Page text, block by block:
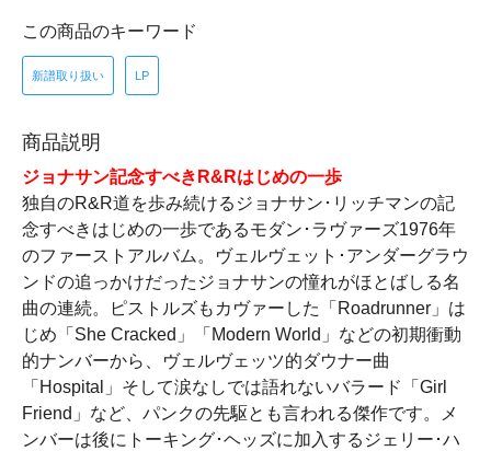
この商品のキーワード
新譜取り扱い LP
商品説明
ジョナサン記念すべきR&Rはじめの一歩
独自のR&R道を歩み続けるジョナサン･リッチマンの記
念すべきはじめの一歩であるモダン･ラヴァーズ1976年
のファーストアルバム。ヴェルヴェット･アンダーグラウ
ンドの追っかけだったジョナサンの憧れがほとばしる名
曲の連続。ピストルズもカヴァーした「Roadrunner」は
じめ「She Cracked」「Modern World」などの初期衝動
的ナンバーから、ヴェルヴェッツ的ダウナー曲
「Hospital」そして涙なしでは語れないバラード「Girl
Friend」など、パンクの先駆とも言われる傑作です。メ
ンバーは後にトーキング･ヘッズに加入するジェリー･ハ